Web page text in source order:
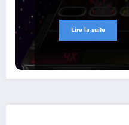
Lire la suite